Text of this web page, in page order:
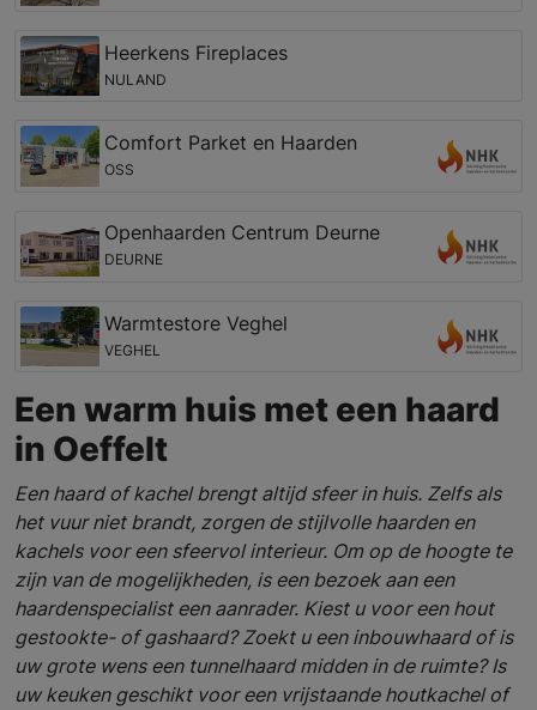
Heerkens Fireplaces
NULAND
Comfort Parket en Haarden
OSS
Openhaarden Centrum Deurne
DEURNE
Warmtestore Veghel
VEGHEL
Een warm huis met een haard
in Oeffelt
Een haard of kachel brengt altijd sfeer in huis. Zelfs als
het vuur niet brandt, zorgen de stijlvolle haarden en
kachels voor een sfeervol interieur. Om op de hoogte te
zijn van de mogelijkheden, is een bezoek aan een
haardenspecialist een aanrader. Kiest u voor een hout
gestookte- of gashaard? Zoekt u een inbouwhaard of is
uw grote wens een tunnelhaard midden in de ruimte? Is
uw keuken geschikt voor een vrijstaande houtkachel of